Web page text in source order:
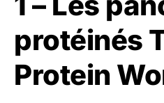
protéinés
Protein